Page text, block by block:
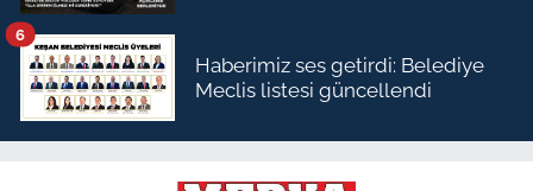
Haberimiz ses getirdi: Belediye
Meclis listesi güncellendi
6